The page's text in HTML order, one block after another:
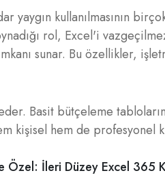
yaygın kullanılmasının
rol, Excel'i
sunar. Bu özellikler,
Basit bütçeleme
kişisel hem de profesyonel
İleri Düzey Excel 365